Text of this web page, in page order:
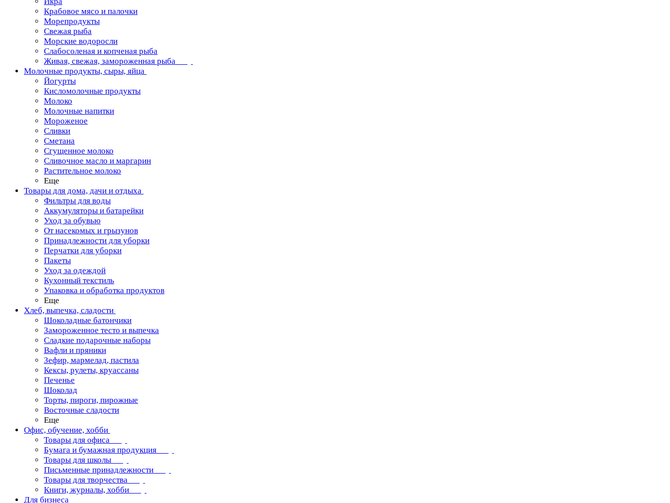
Крабовое мясо и палочки
Морепродукты
Свежая рыба
Морские водоросли
Слабосоленая и копченая рыба
Живая, свежая, замороженная рыба
Молочные продукты, сыры, яйца
Йогурты
Кисломолочные продукты
Молоко
Молочные напитки
Мороженое
Сливки
Сметана
Сгущенное молоко
Сливочное масло и маргарин
Растительное молоко
Еще
Товары для дома, дачи и отдыха
Фильтры для воды
Аккумуляторы и батарейки
Уход за обувью
От насекомых и грызунов
Принадлежности для уборки
Перчатки для уборки
Пакеты
Уход за одеждой
Кухонный текстиль
Упаковка и обработка продуктов
Еще
Хлеб, выпечка, сладости
Шоколадные батончики
Замороженное тесто и выпечка
Сладкие подарочные наборы
Вафли и пряники
Зефир, мармелад, пастила
Кексы, рулеты, круассаны
Печенье
Шоколад
Торты, пироги, пирожные
Восточные сладости
Еще
Офис, обучение, хобби
Товары для офиса
Бумага и бумажная продукция
Товары для школы
Письменные принадлежности
Товары для творчества
Книги, журналы, хобби
Для бизнеса